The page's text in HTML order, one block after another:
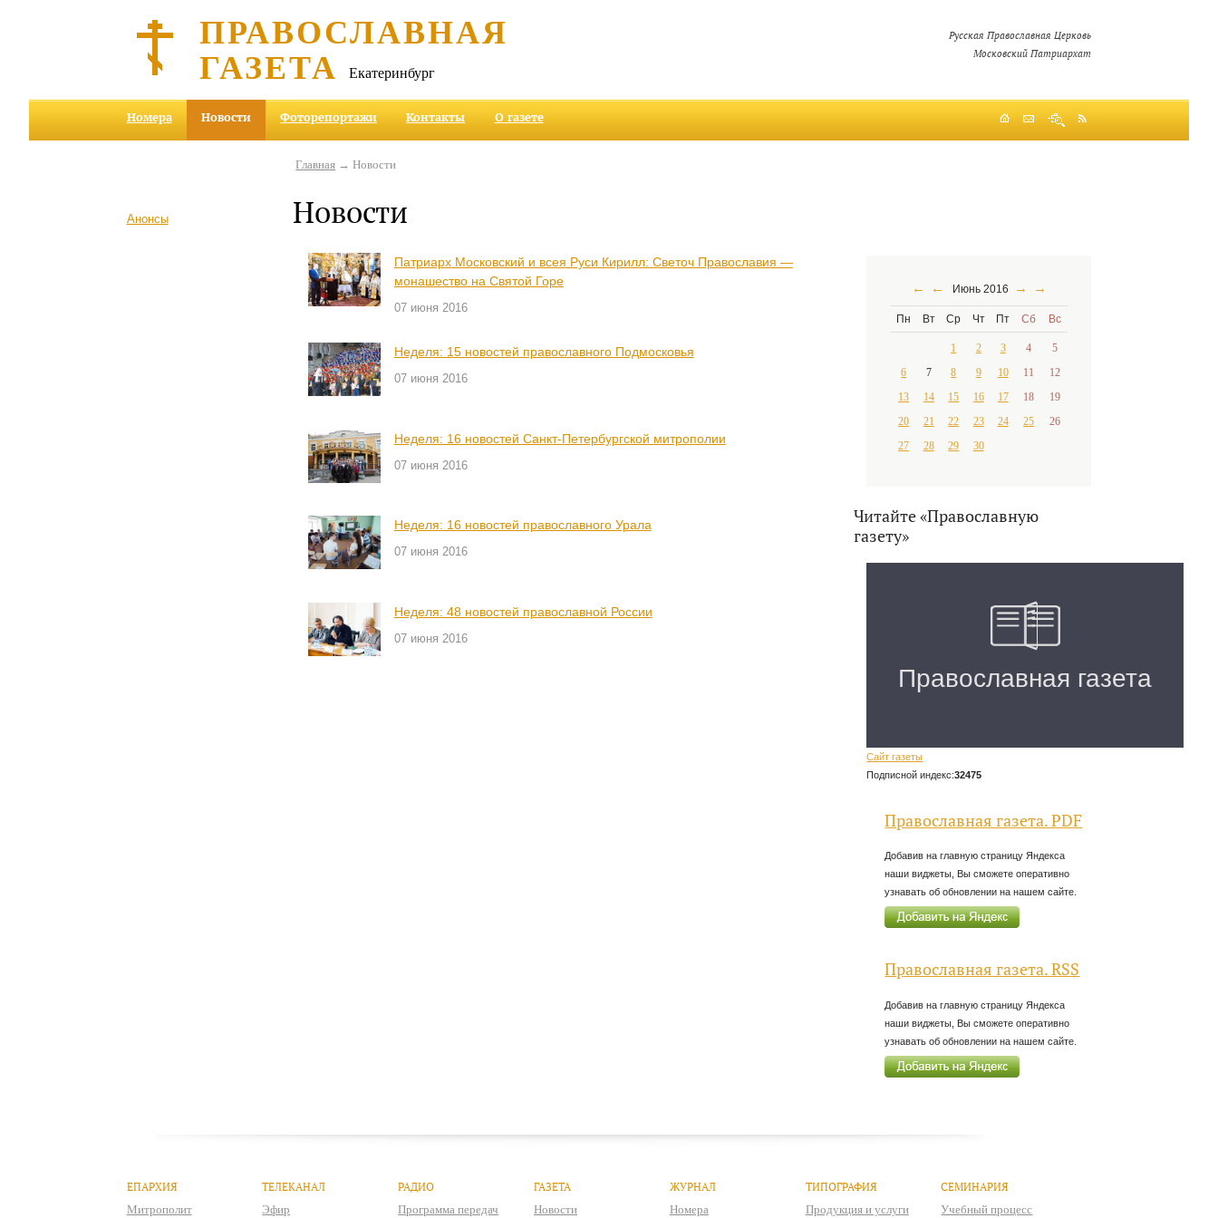
ПРАВОСЛАВНАЯ
ГАЗЕТА Екатеринбург
Русская Православная Церковь
Московский Патриархат
Номера Новости Фоторепортажи Контакты О газете
Анонсы
Главная → Новости
Новости
Патриарх Московский и всея Руси Кирилл: Светоч Православия —
монашество на Святой Горе
07 июня 2016
Неделя: 15 новостей православного Подмосковья
07 июня 2016
Неделя: 16 новостей Санкт-Петербургской митрополии
07 июня 2016
Неделя: 16 новостей православного Урала
07 июня 2016
Неделя: 48 новостей православной России
07 июня 2016
← ← Июнь 2016 → →
Пн Вт Ср Чт Пт Сб Вс
1 2 3 4
5
6
7 8 9 10 11
12
13
14 15 16 17 18
19
20
21 22 23 24 25
26
27
28 29 30
Читайте «Православную
газету»
Сайт газеты
Подписной индекс:32475
Православная газета. PDF
Добавив на главную страницу Яндекса
наши виджеты, Вы сможете оперативно
узнавать об обновлении на нашем сайте.
Православная газета. RSS
Добавив на главную страницу Яндекса
наши виджеты, Вы сможете оперативно
узнавать об обновлении на нашем сайте.
ЕПАРХИЯ
Митрополит
ТЕЛЕКАНАЛ
Эфир
РАДИО
Программа передач
ГАЗЕТА
Новости
ЖУРНАЛ
Номера
ТИПОГРАФИЯ
Продукция и услуги
СЕМИНАРИЯ
Учебный процесс